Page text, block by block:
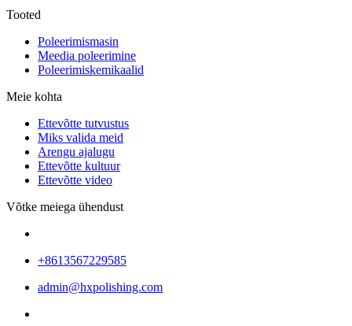
Tooted
Poleerimismasin
Meedia poleerimine
Poleerimiskemikaalid
Meie kohta
Ettevõtte tutvustus
Miks valida meid
Arengu ajalugu
Ettevõtte kultuur
Ettevõtte video
Võtke meiega ühendust
+8613567229585
admin@hxpolishing.com